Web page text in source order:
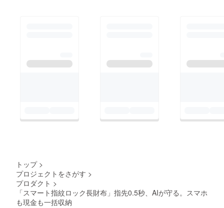
トップ >
プロジェクトをさがす >
プロダクト >
「スマート指紋ロック長財布」指先0.5秒、AIが守る。スマホ
も現金も一括収納